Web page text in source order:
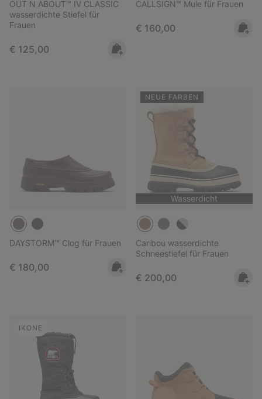
OUT N ABOUT™ IV CLASSIC
wasserdichte Stiefel für
Frauen
Regular price:
€ 125,00
CALLSIGN™ Mule für Frauen
Regular price:
€ 160,00
DAYSTORM™ Clog für Frauen
Regular price:
€ 180,00
NEUE FARBEN
Wasserdicht
Caribou wasserdichte
Schneestiefel für Frauen
Regular price:
€ 200,00
IKONE